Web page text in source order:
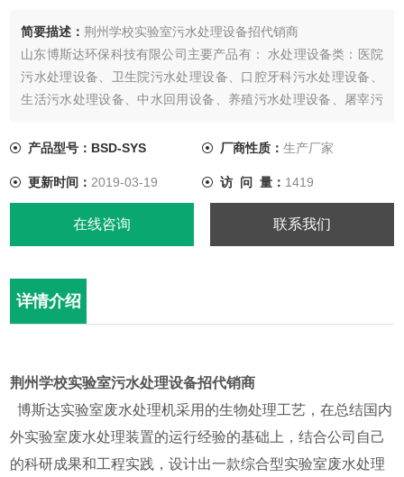
简要描述：荆州学校实验室污水处理设备招代销商
山东博斯达环保科技有限公司主要产品有： 水处理设备类：医院
污水处理设备、卫生院污水处理设备、口腔牙科污水处理设备、
生活污水处理设备、中水回用设备、养殖污水处理设备、屠宰污
发、生产、销售及售后服务； 给排水设备类：一体化预制泵站、
发、生产、销售及售后
产品型号：BSD-SYS 厂商性质： 生产厂家
更新时间： 2019-03-19 访 问 量： 1419
在线咨询 联系我们
详情介绍
荆州学校实验室污水处理设备招代销商
博斯达实验室废水处理机采用的生物处理工艺，在总结国内
外实验室废水处理装置的运行经验的基础上，结合公司自己
的科研成果和工程实践，设计出一款综合型实验室废水处理